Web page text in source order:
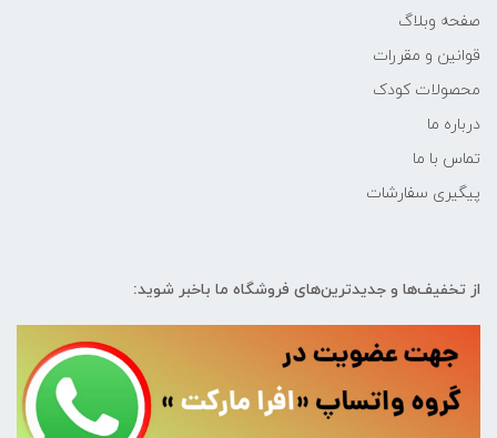
صفحه وبلاگ
قوانین و مقررات
محصولات کودک
درباره ما
تماس با ما
پیگیری سفارشات
از تخفیف‌ها و جدیدترین‌های فروشگاه ما باخبر شوید: